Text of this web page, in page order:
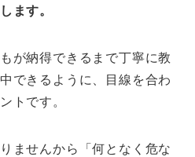
ます。
が納得できるまで丁寧に教
できるように、目線を合わ
トです。
ませんから「何となく危な